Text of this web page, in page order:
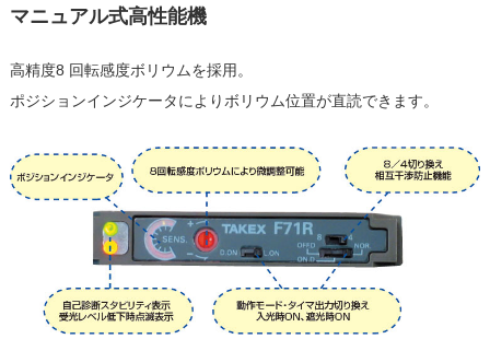
マニュアル式高性能機
高精度8 回転感度ボリウムを採用。
ポジションインジケータによりボリウム位置が直読できます。